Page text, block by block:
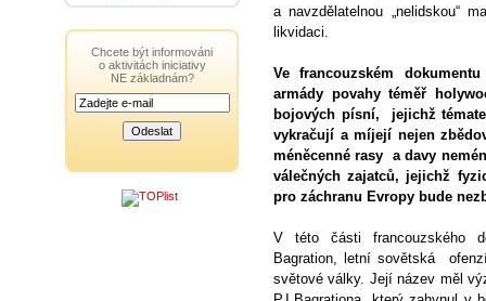
a navzdělatelnou „nelidskou“
likvidaci.
Ve francouzském
armády povahy téměř
bojových písní, jejichž
vykračují a míjejí nejen
méněcenné rasy a davy
válečných zajatců, jejichž
pro záchranu Evropy bude
V této části francouzského
Bagration, letní sovětská
světové války. Její název měl
Chcete být informováni
o aktivitách iniciativy
NE základnám?